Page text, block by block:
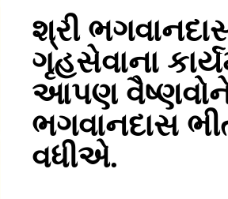
શ્રી
ગૃહસેવાના
આપણ
ભગવાનદાસ
વધીએ.